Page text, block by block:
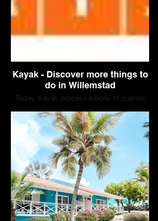
Kayak - Discover more things to
do in Willemstad
Today, Kayak process billions of queries
information, helping millions of travelers
around the globe make confident
decisions. With every query, KAYAK
searches hundreds of travel sites to show
travelers the information they need to find
the right flights, hotels, rental cars and
vacation packages.
In over a decade, Kayak have grown from
a small office of 14 employees into a
company of over 1,000 travel-loving
teammates working across 7 international